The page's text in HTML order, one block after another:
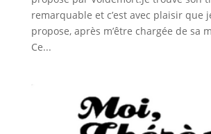
remarquable et c’est avec plaisir que
propose, après m’être chargée de sa
Ce...